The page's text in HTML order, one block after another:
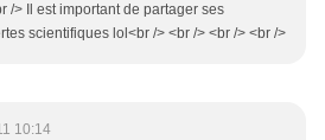
/> Il est important de partager ses
scientifiques lol<br /> <br /> <br /> <br />
10:14